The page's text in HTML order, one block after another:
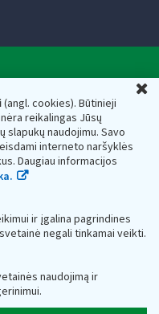
(angl. cookies). Būtinieji
reikalingas Jūsų
naudojimu. Savo
interneto naršyklės
Daugiau informacijos
ir įgalina pagrindines
negali tinkamai veikti.
naudojimą ir
— 188659752,
Lietuva, el.paštas:
188659752
prie Lietuvos
ir saugomi Juridinių